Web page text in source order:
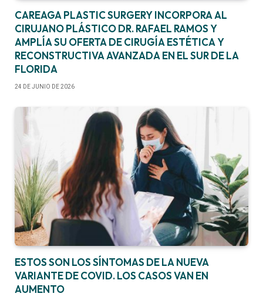
CAREAGA PLASTIC SURGERY INCORPORA AL
CIRUJANO PLÁSTICO DR. RAFAEL RAMOS Y
AMPLÍA SU OFERTA DE CIRUGÍA ESTÉTICA Y
RECONSTRUCTIVA AVANZADA EN EL SUR DE LA
FLORIDA
24 DE JUNIO DE 2026
ESTOS SON LOS SÍNTOMAS DE LA NUEVA
VARIANTE DE COVID. LOS CASOS VAN EN
AUMENTO